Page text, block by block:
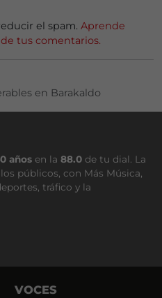
el spam. Aprende
tus comentarios.
en Barakaldo
años en la 88.0 de tu dial. La
públicos, con Más Música,
tráfico y la
VOCES